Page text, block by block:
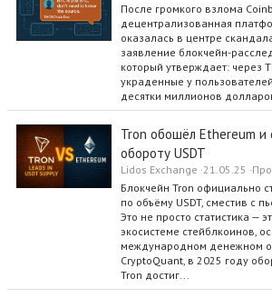
После громкого взлома
децентрализованная
оказалась в центре
заявление блокчейн-
который утверждает: через
украденные у
десятки миллионов
Tron обошёл Ethereum и
обороту USDT
Lidos Exchange 21.05.25
Блокчейн Tron официально
по объёму USDT, сместив с
Это не просто статистика —
экосистеме стейблкоинов,
международном денежном
CryptoQuant, в 2025 году
Tron достиг...